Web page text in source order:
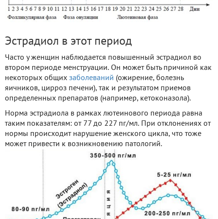
Эстрадиол в этот период
Часто у женщин наблюдается повышенный эстрадиол во
втором периоде менструации. Он может быть причиной как
некоторых общих заболеваний (ожирение, болезнь
яичников, цирроз печени), так и результатом приемов
определенных препаратов (например, кетоконазола).
Норма эстрадиола в рамках лютеинового периода равна
таким показателям: от 77 до 227 пг/мл. При отклонениях от
нормы происходит нарушение женского цикла, что тоже
может привести к возникновению патологий.